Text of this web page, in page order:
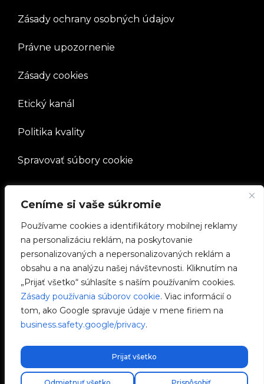
Ceníme si vaše súkromie
Používame cookies a identifikátory mobilnej reklamy
na personalizáciu reklám, na poskytovanie
personalizovaných a nepersonalizovaných reklám a
obsahu a na analýzu našej návštevnosti. Kliknutím na
„Prijať všetko“ súhlasíte s naším používaním cookies.
Zásady používania súborov cookie. Viac informácií o
tom, ako Google spravuje údaje v mene firiem na
business.safety.google/privacy.
Prijať všetko
Zásady ochrany osobných údajov
Právne upozornenie
Zásady cookies
Etický kanál
Politika kvality
Spravovať súbory cookie
SPOLOČNOSŤ
Pracovať s nami
e-Chargers
V2C Power
V2C Cloud